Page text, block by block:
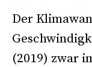
Der
(2019) zwar